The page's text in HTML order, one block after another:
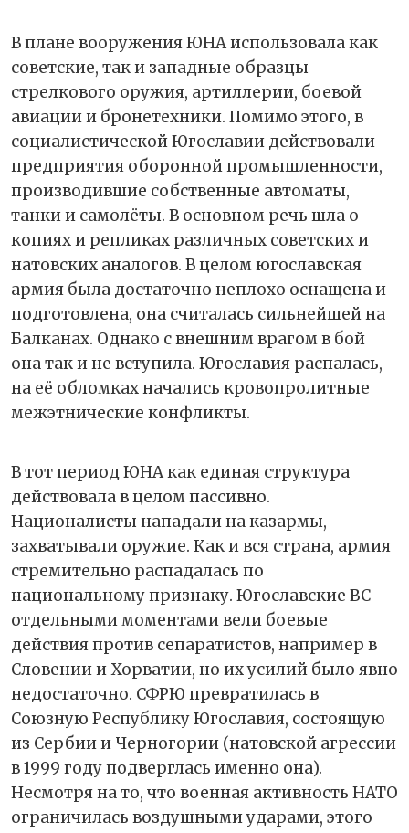
В плане вооружения ЮНА использовала как
советские, так и западные образцы
стрелкового оружия, артиллерии, боевой
авиации и бронетехники. Помимо этого, в
социалистической Югославии действовали
предприятия оборонной промышленности,
производившие собственные автоматы,
танки и самолёты. В основном речь шла о
копиях и репликах различных советских и
натовских аналогов. В целом югославская
армия была достаточно неплохо оснащена и
подготовлена, она считалась сильнейшей на
Балканах. Однако с внешним врагом в бой
она так и не вступила. Югославия распалась,
на её обломках начались кровопролитные
межэтнические конфликты.
В тот период ЮНА как единая структура
действовала в целом пассивно.
Националисты нападали на казармы,
захватывали оружие. Как и вся страна, армия
стремительно распадалась по
национальному признаку. Югославские ВС
отдельными моментами вели боевые
действия против сепаратистов, например в
Словении и Хорватии, но их усилий было явно
недостаточно. СФРЮ превратилась в
Союзную Республику Югославия, состоящую
из Сербии и Черногории (натовской агрессии
в 1999 году подверглась именно она).
Несмотря на то, что военная активность НАТО
ограничилась воздушными ударами, этого